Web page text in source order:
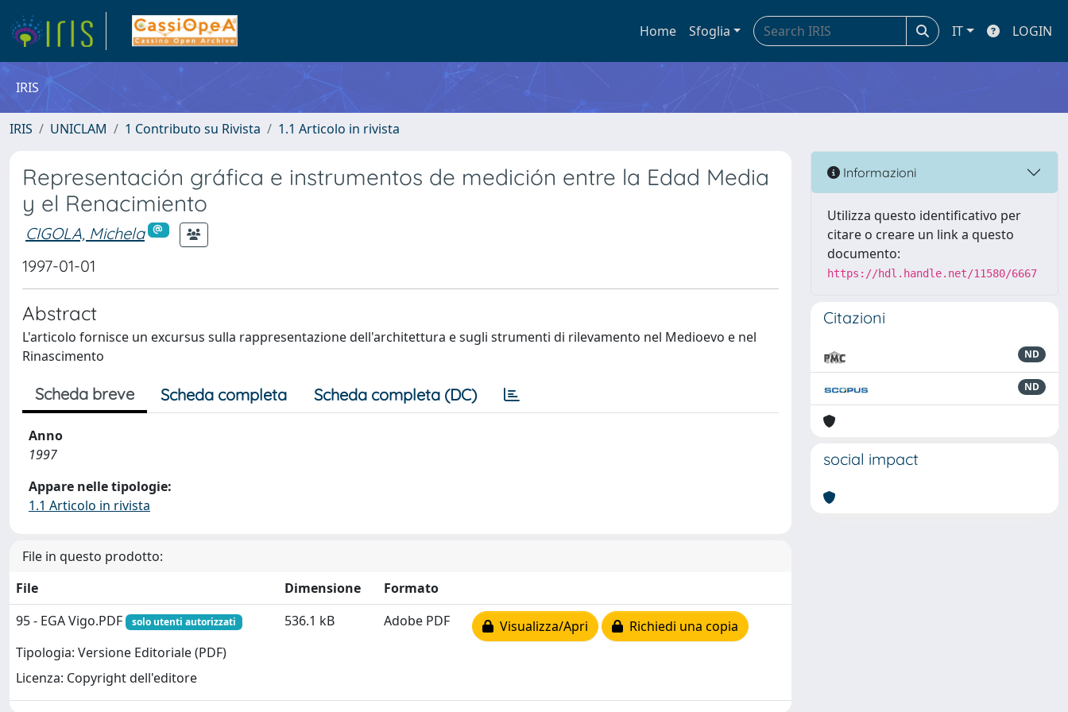
Home Sfoglia IT LOGIN
IRIS
IRIS UNICLAM 1 Contributo su Rivista 1.1 Articolo in rivista
Representación gráfica e instrumentos de medición entre la Edad Media
y el Renacimiento
CIGOLA, Michela
1997-01-01
Abstract
L'articolo fornisce un excursus sulla rappresentazione dell'architettura e sugli strumenti di rilevamento nel Medioevo e nel
Rinascimento
Scheda breve Scheda completa Scheda completa (DC)
Anno
1997
Appare nelle tipologie:
1.1 Articolo in rivista
File in questo prodotto:
File
Dimensione
Formato
95 - EGA Vigo.PDF
solo utenti autorizzati
Tipologia: Versione Editoriale (PDF)
Licenza: Copyright dell'editore
536.1 kB Adobe PDF Visualizza/Apri Richiedi una copia
Informazioni
Utilizza questo identificativo per
citare o creare un link a questo
documento:
https://hdl.handle.net/11580/6667
Citazioni
ND
ND
social impact